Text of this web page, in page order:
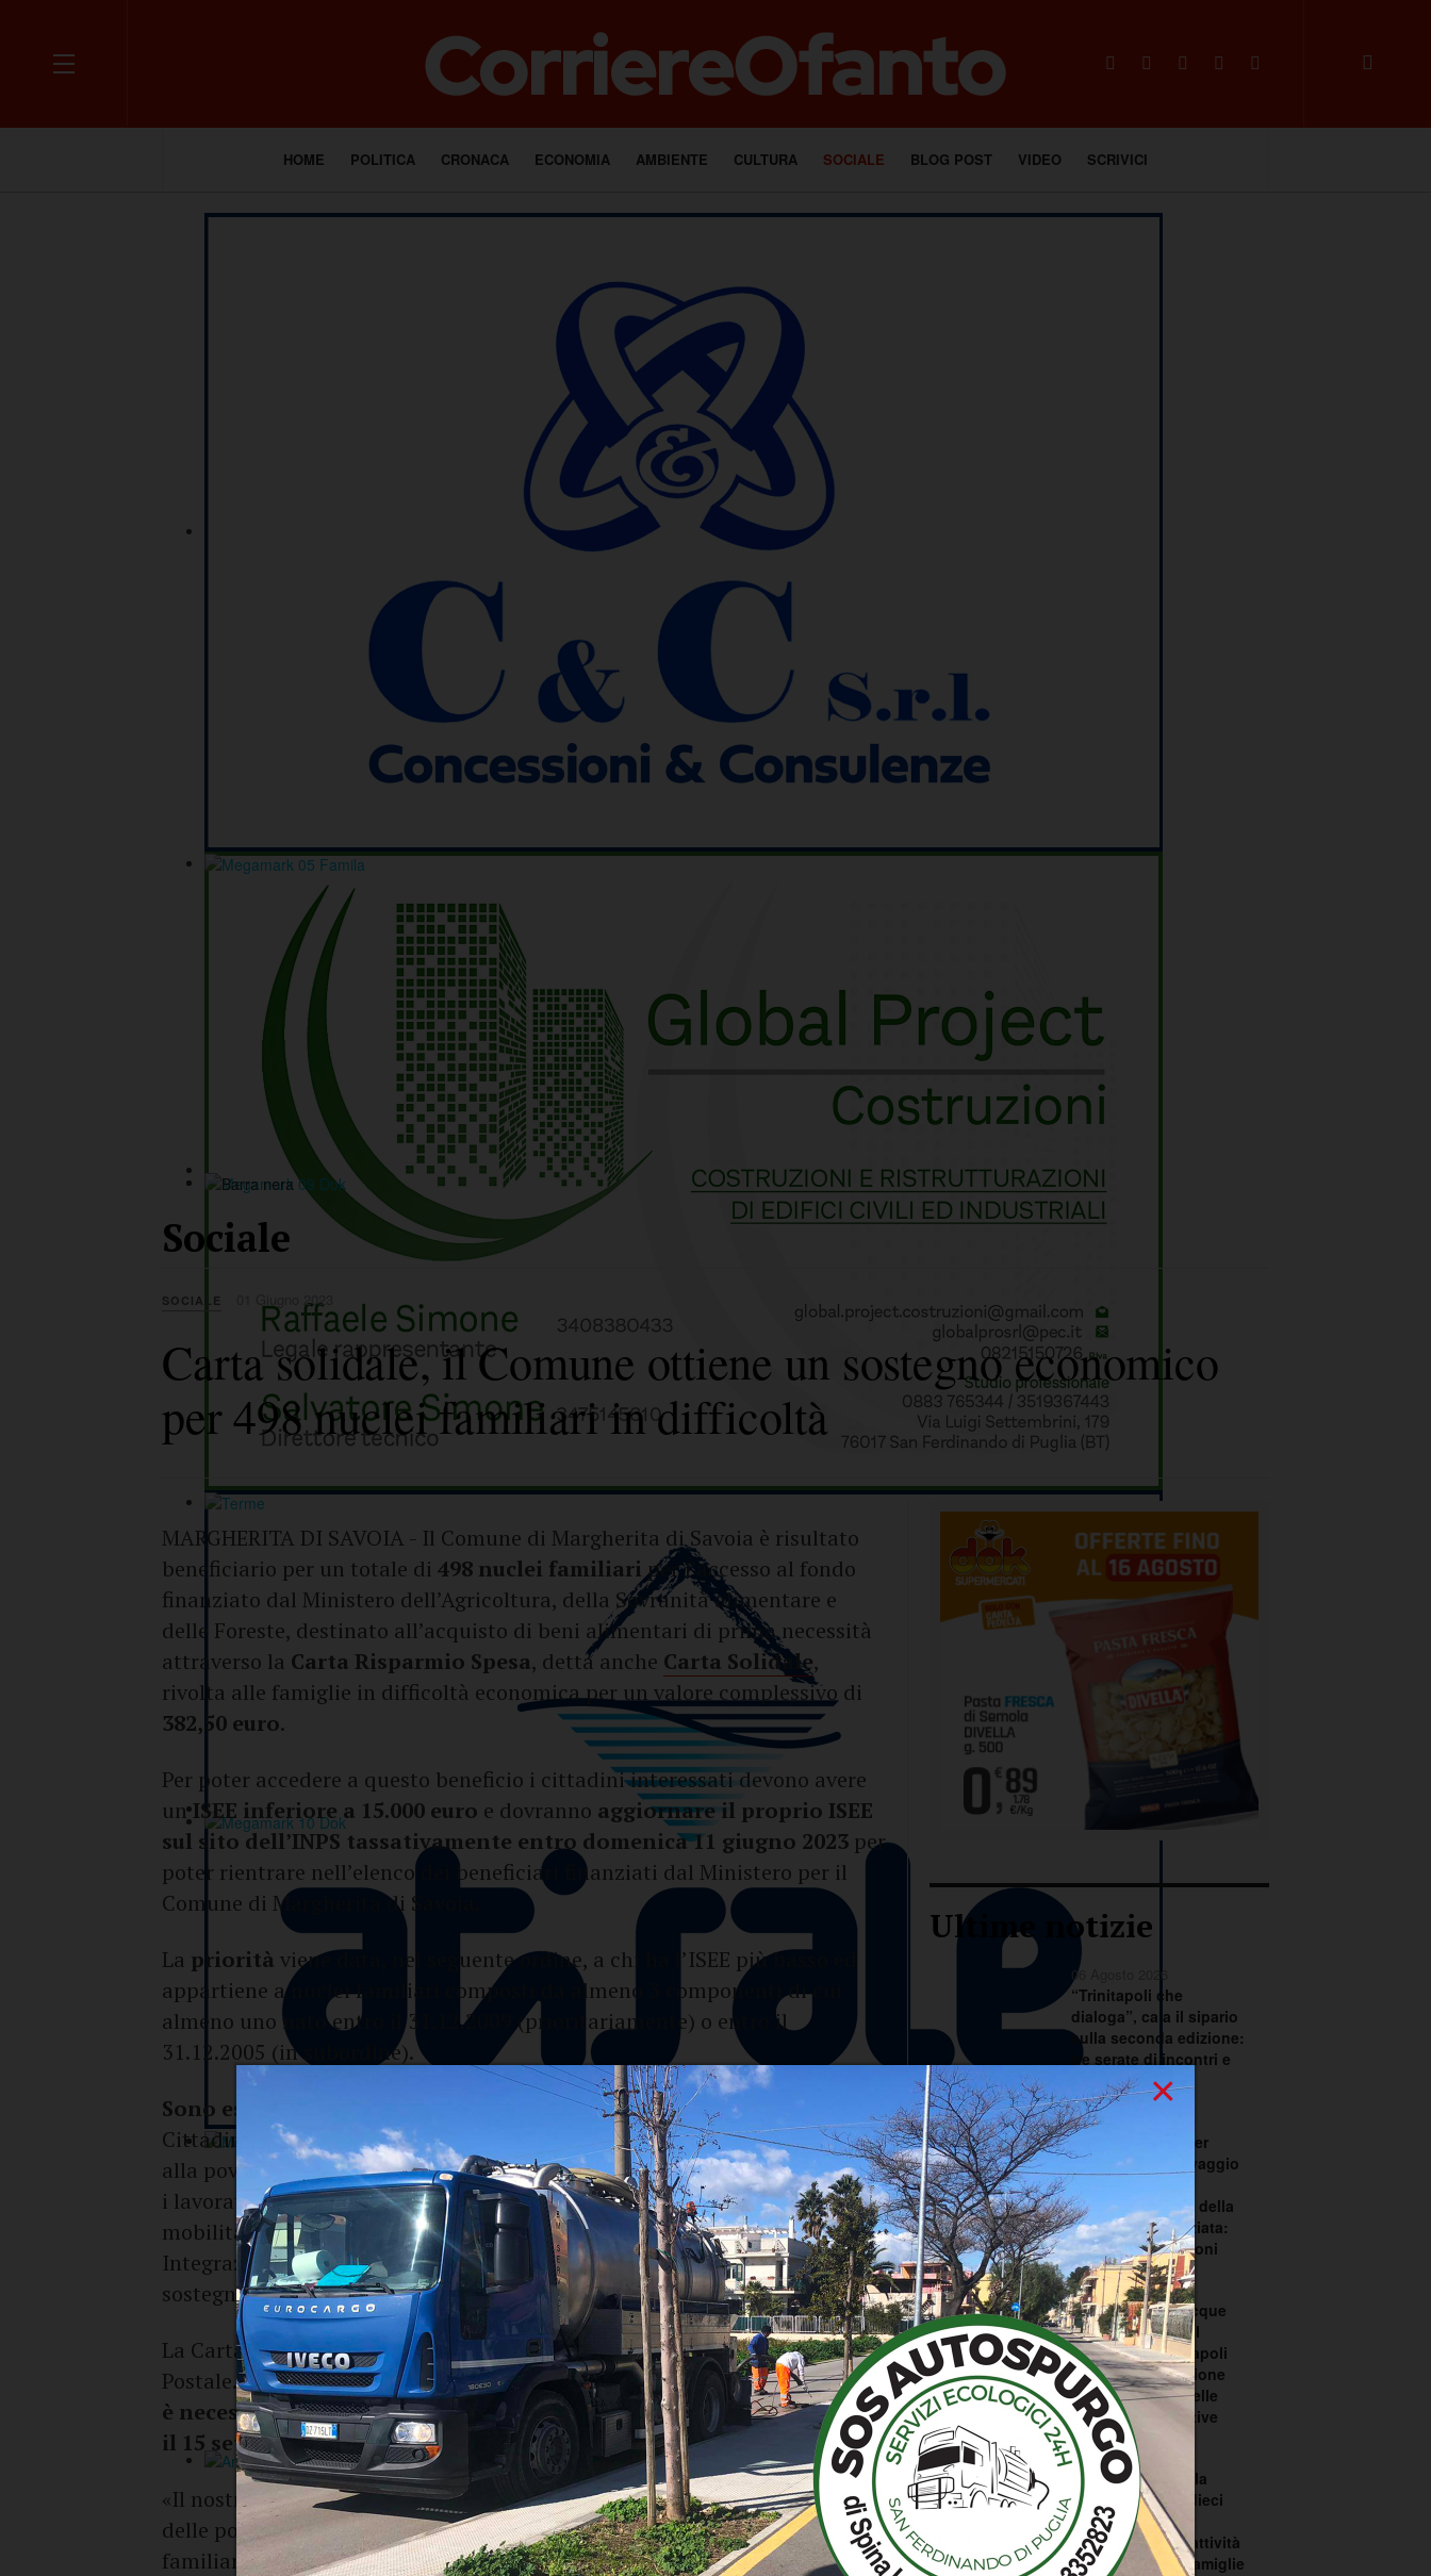
HOME POLITICA CRONACA ECONOMIA AMBIENTE CULTURA SOCIALE BLOG POST VIDEO SCRIVICI
Sociale
SOCIALE 01 Giugno 2023
Carta solidale, il Comune ottiene un sostegno economico
per 498 nuclei familiari in difficoltà
MARGHERITA DI SAVOIA - Il Comune di Margherita di Savoia è risultato
beneficiario per un totale di 498 nuclei familiariper l’accesso al fondo
finanziato dal Ministero dell’Agricoltura, della Sovranità alimentare e
delle Foreste, destinato all’acquisto di beni alimentari di prima necessità
attraverso la Carta Risparmio Spesa, detta anche Carta Solidale,
rivolta alle famiglie in difficoltà economica per un valore complessivo di
382,50 euro.
Per poter accedere a questo beneficio i cittadini interessati devono avere
unISEE inferiore a 15.000 euro e dovranno aggiornare il proprio ISEE
sul sito dell’INPS tassativamente entro domenica 11 giugno 2023 per
poter rientrare nell’elenco dei beneficiari finanziati dal Ministero per il
Comune di Margherita di Savoia.
La priorità viene data, nel seguente ordine, a chi ha l’ISEE più basso ed
appartiene a nuclei familiari composti da almeno 3 componenti di cui
almeno uno nato entro il 31.12.2009 (prioritariamente) o entro il
31.12.2005 (in subordine).
Sono esclusi
dall’erogazione del bonus spesa i percettori di Reddito di
Cittadinanza, di Assegno di inclusione o qualsiasi altra forma di sostegno
alla povertà, indennità Naspi, DIS-COLL (indennità di disoccupazione per
i lavoratori con rapporto di collaborazione coordinata e continuativa) o di
mobilità, fondi di solidarietà per l’integrazione del reddito, Cassa
Integrazione Guadagni o altre forme di integrazione salariale o di
sostegno erogate dallo Stato in caso di disoccupazione involontaria.
La Carta Solidale dovrà essere ritirata dai beneficiari presso l’Ufficio
Postale. È importante sapere cheper evitare la decadenza del beneficio
è necessario effettuare un primo pagamento tramite la Carta entro
il 15 settembre 2023.
«Il nostro Comune, tramite i Servizi Sociali, ha ottenuto dal Ministero
delle politiche agricole l’accesso a questa forma di sostegno per 498 nuclei
familiari in difficoltà - dichiara il Sindaco di Margherita di Savoia avv.
Ultime notizie
06 Agosto 2026
“Trinitapoli che
dialoga”, cala il sipario
sulla seconda edizione:
tre serate di incontri e
confronto
05 Agosto 2026
Tolleranza zero per
l’abbandono selvaggio
mancato rispetto della
raccolta differenziata:
scattano le sanzioni
05 Agosto 2026
Riutilizzo delle acque
reflue depurate: il
Comune di Trinitapoli
sollecita l’attivazione
dell’impianto e delle
procedure operative
04 Agosto 2026
Trinitapoli, parte la
colonia marina: dieci
giorni tra
socializzazione, attività
e sostegno alle famiglie
×